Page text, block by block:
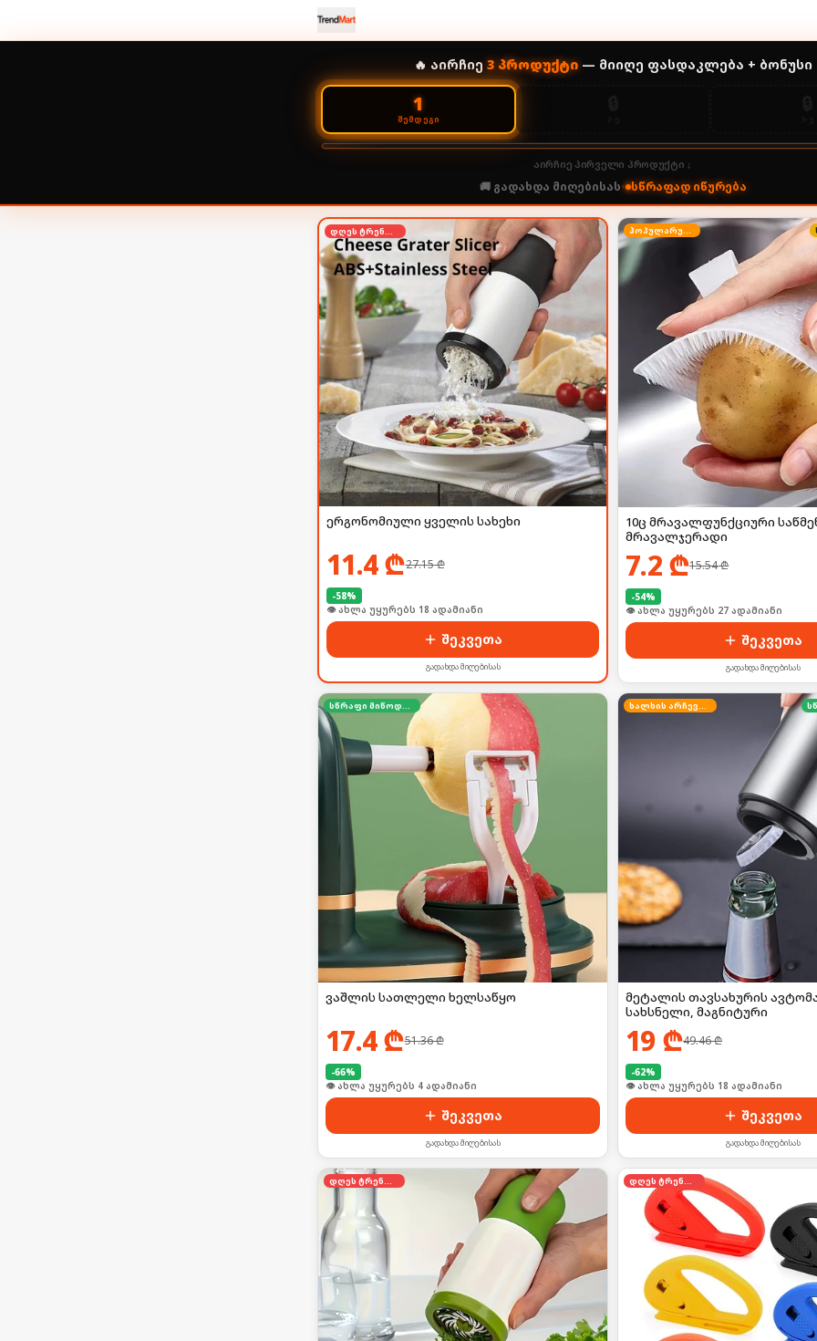
🔥 აირჩიე 3პროდუქტი— მიიღე ფასდაკლება + ბონუსი
1
ᲨᲔᲛᲓᲔᲒᲘ
აირჩიე პირველი პროდუქტი ↓
🚚 გადახდა მიღებისას• სწრაფად იწურება
დღეს ტრენდში
ერგონომიული ყველის სახეხი
11.4₾27.15₾
-58%
🛒 ბოლო 24სთ-ში იყიდა 30-მა
შეკვეთა
გადახდა მიღებისას
პოპულარული
10ც მრავალფუნქციური
მრავალჯერადი
7.2₾15.54₾
-54%
🛒 ბოლო 24სთ-ში იყიდა 36-მა
შეკვეთა
გადახდა მიღებისას
სწრაფი მიწოდება
ვაშლის სათლელი ხელსაწყო
17.4₾51.36₾
-66%
🛒 ბოლო 24სთ-ში იყიდა 28-მა
შეკვეთა
გადახდა მიღებისას
ხალხის არჩევანი
მეტალის თავსახურის
სახსნელი, მაგნიტური
19₾49.46₾
-62%
🛒 ბოლო 24სთ-ში იყიდა 25-მა
შეკვეთა
გადახდა მიღებისას
დღეს ტრენდში დღეს ტრენდში